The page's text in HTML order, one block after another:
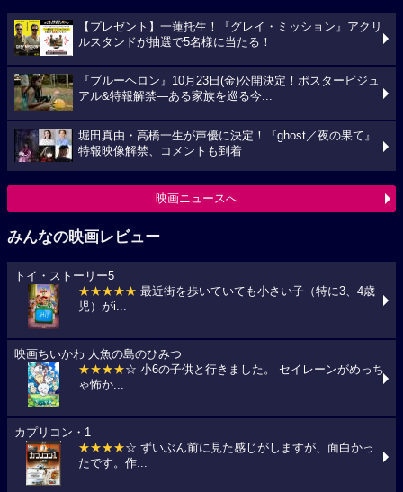
【プレゼント】一蓮托生！『グレイ・ミッション』アクリ
ルスタンドが抽選で5名様に当たる！
『ブルーヘロン』10月23日(金)公開決定！ポスタービジュ
アル&特報解禁―ある家族を巡る今...
堀田真由・高橋一生が声優に決定！『ghost／夜の果て』
特報映像解禁、コメントも到着
映画ニュースへ
みんなの映画レビュー
トイ・ストーリー5
★★★★★ 最近街を歩いていても小さい子（特に3、4歳
児）がi...
映画ちいかわ 人魚の島のひみつ
★★★★☆ 小6の子供と行きました。 セイレーンがめっち
ゃ怖か...
カプリコン・1
★★★★☆ ずいぶん前に見た感じがしますが、面白かっ
たです。作...